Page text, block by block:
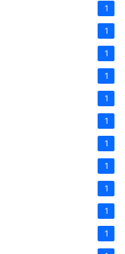
1
1
1
1
1
1
1
1
1
1
1